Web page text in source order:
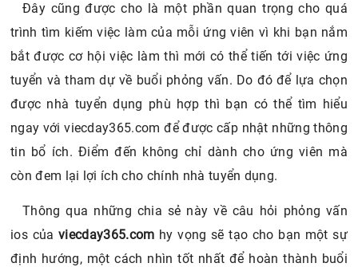
Đây cũng được cho là một phần quan trọng cho quá
trình tìm kiếm việc làm của mỗi ứng viên vì khi bạn nắm
bắt được cơ hội việc làm thì mới có thể tiến tới việc ứng
tuyển và tham dự về buổi phỏng vấn. Do đó để lựa chọn
được nhà tuyển dụng phù hợp thì bạn có thể tìm hiểu
ngay với viecday365.com để được cấp nhật những thông
tin bổ ích. Điểm đến không chỉ dành cho ứng viên mà
còn đem lại lợi ích cho chính nhà tuyển dụng.
Thông qua những chia sẻ này về câu hỏi phỏng vấn
ios củaviecday365.com hy vọng sẽ tạo cho bạn một sự
định hướng, một cách nhìn tốt nhất để hoàn thành buổi